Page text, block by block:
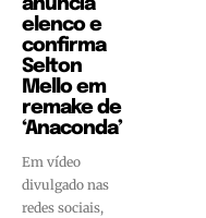
anuncia
elenco e
confirma
Selton
Mello em
remake de
‘Anaconda’
Em vídeo
divulgado nas
redes sociais,